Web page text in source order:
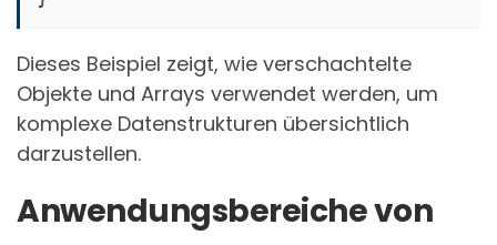
Dieses Beispiel zeigt, wie verschachtelte
Objekte und Arrays verwendet werden, um
komplexe Datenstrukturen übersichtlich
darzustellen.
Anwendungsbereiche von